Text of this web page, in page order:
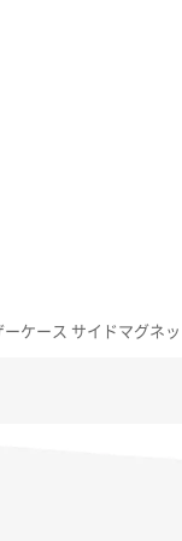
ケース サイドマグネ